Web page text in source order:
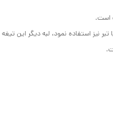
نیز استفاده نمود، لبه دیگر این